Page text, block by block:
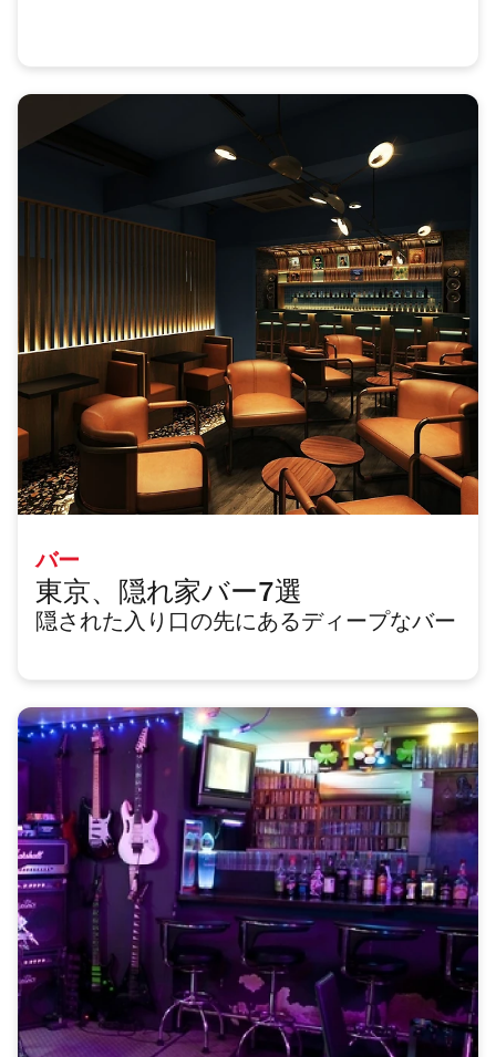
バー
東京、隠れ家バー7選
隠された入り口の先にあるディープなバー